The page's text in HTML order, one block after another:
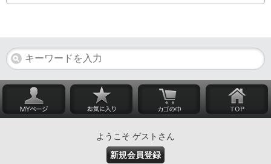
ようこそ ゲストさん
新規会員登録